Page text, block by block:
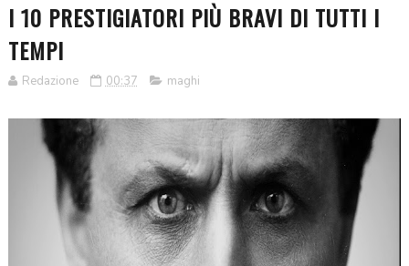
I 10 PRESTIGIATORI PIÙ BRAVI DI TUTTI I
TEMPI
Redazione 00:37 maghi